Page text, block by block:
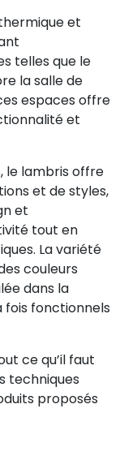
et
telles que le
la salle de
espaces offre
et
le lambris offre
et de styles,
et
tout en
La variété
couleurs
dans la
fois fonctionnels
ce qu’il faut
techniques
proposés